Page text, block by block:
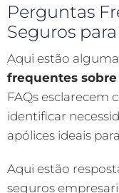
Perguntas
Seguros
Aqui estão
frequentes
FAQs esclarecem
identificar
apólices ideais
Aqui estão
seguros